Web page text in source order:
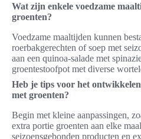
Wat zijn enkele voedzame
groenten?
Voedzame maaltijden kunnen
roerbakgerechten of soep met
aan een quinoa-salade met
groentestoofpot met diverse
Heb je tips voor het
met groenten?
Begin met kleine aanpassingen,
extra portie groenten aan elke
seizoensgebonden producten en